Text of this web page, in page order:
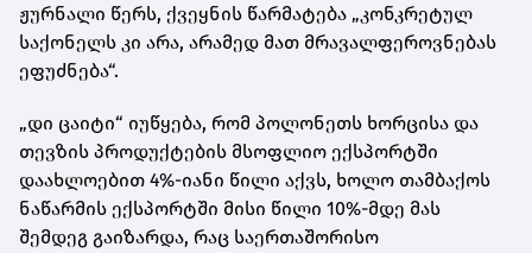
ჟურნალი წერს, ქვეყნის წარმატება „კონკრეტულ
საქონელს კი არა, არამედ მათ მრავალფეროვნებას
ეფუძნება“.
„დი ცაიტი“ იუწყება, რომ პოლონეთს ხორცისა და
თევზის პროდუქტების მსოფლიო ექსპორტში
დაახლოებით 4%-იანი წილი აქვს, ხოლო თამბაქოს
ნაწარმის ექსპორტში მისი წილი 10%-მდე მას
შემდეგ გაიზარდა, რაც საერთაშორისო